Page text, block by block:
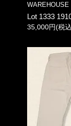
WAREHOUSE
Lot 1333
35,000円(税